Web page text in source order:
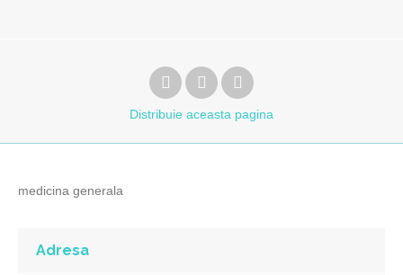
Distribuie aceasta pagina
medicina generala
Adresa